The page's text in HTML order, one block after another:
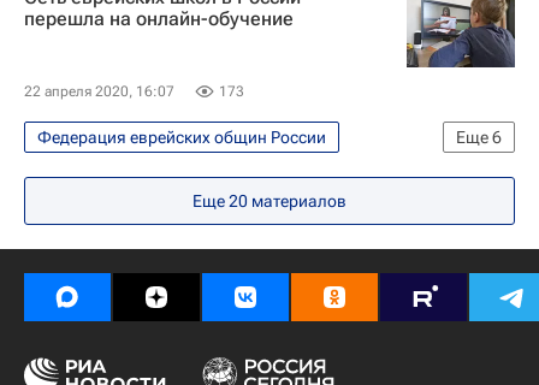
перешла на онлайн-обучение
22 апреля 2020, 16:07 173
Еще6
Федерация еврейских общин России
Общество
СН_Образование
Социальный навигатор
Религия
Берл Лазар
Религия
Еще20 материалов